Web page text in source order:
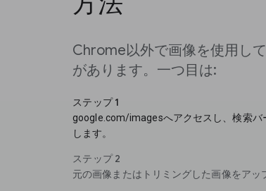
Chrome以外で画像を使用し
があります。一つ目は:
ステップ 1
google.com/imagesへアクセスし、検索バ
します。
ステップ 2
元の画像またはトリミングした画像をアッ